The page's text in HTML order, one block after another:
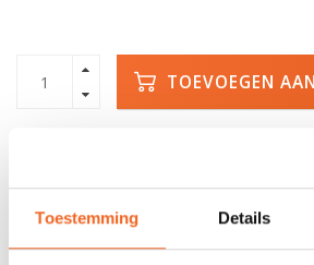
Toestemming Details
TOEVOEGEN
678 GOOGLE REVIEWS